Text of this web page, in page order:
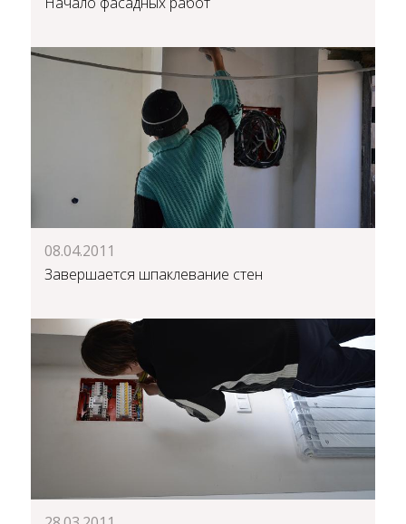
08.04.2011
Завершается шпаклевание стен